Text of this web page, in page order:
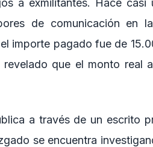
a exmilitantes. Hace casi
de comunicación en
importe pagado fue de
que el monto real
a través de un escrito
se encuentra